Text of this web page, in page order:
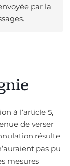
par la
à l’article 5,
de verser
résulte
pas pu
mesures